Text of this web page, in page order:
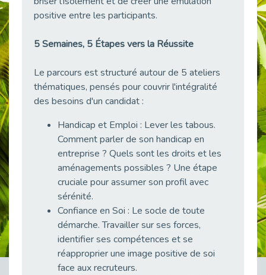
Publié le 24/04/2026
Publié le 23/04/2026
Publié le 22/04/2026
[RETOUR SUR] Une session de recrutement inclusive réussie à Asnières !
Publié le 20/04/2026
Emploi et Handicap : Une alliance de style entre Cap Emploi 92 et La Cravate Solidaire
Publié le 20/04/2026
Recrutement et Handicap : Et si vous testiez avant de vous engager ?
Publié le 13/04/2026
Journée mondiale de la maladie de Parkinson : Mieux comprendre pour mieux accompagner
Publié le 11/04/2026
positive entre les participants.
5 Semaines, 5 Étapes vers la Réussite
Le parcours est structuré autour de 5 ateliers
thématiques, pensés pour couvrir l'intégralité
des besoins d'un candidat :
Handicap et Emploi : Lever les tabous.
Comment parler de son handicap en
entreprise ? Quels sont les droits et les
aménagements possibles ? Une étape
cruciale pour assumer son profil avec
sérénité.
Confiance en Soi : Le socle de toute
démarche. Travailler sur ses forces,
identifier ses compétences et se
réapproprier une image positive de soi
face aux recruteurs.